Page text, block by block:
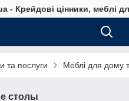
- Крейдові цінники, меблі
та послуги Меблі для дому
столы